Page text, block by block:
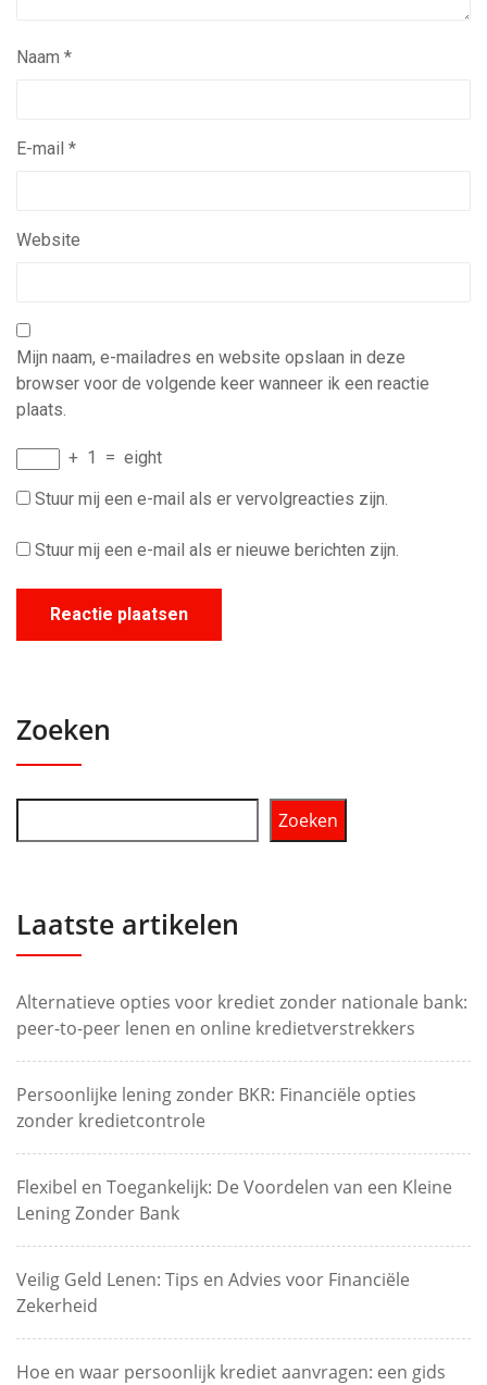
Naam *
E-mail *
Website
Mijn naam, e-mailadres en website opslaan in deze
browser voor de volgende keer wanneer ik een reactie
plaats.
+ 1 = eight
Stuur mij een e-mail als er vervolgreacties zijn.
Stuur mij een e-mail als er nieuwe berichten zijn.
Zoeken
Zoeken
Laatste artikelen
Alternatieve opties voor krediet zonder nationale bank:
peer-to-peer lenen en online kredietverstrekkers
Persoonlijke lening zonder BKR: Financiële opties
zonder kredietcontrole
Flexibel en Toegankelijk: De Voordelen van een Kleine
Lening Zonder Bank
Veilig Geld Lenen: Tips en Advies voor Financiële
Zekerheid
Hoe en waar persoonlijk krediet aanvragen: een gids